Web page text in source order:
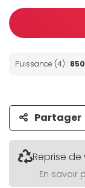
Puissance (4) :
Partager
Reprise
En savoir